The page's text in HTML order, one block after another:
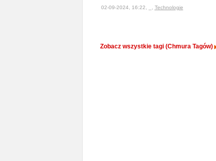
02-09-2024, 16:22, _, Technologie
Zobacz wszystkie tagi (Chmura Tagów)